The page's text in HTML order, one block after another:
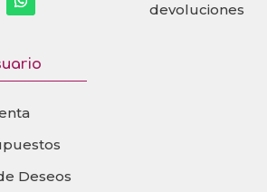
devoluciones
Deseos